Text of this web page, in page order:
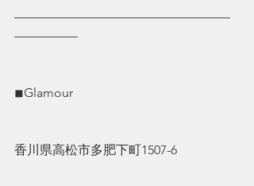
—————————————————
—————
◾︎Glamour
香川県高松市多肥下町1507-6